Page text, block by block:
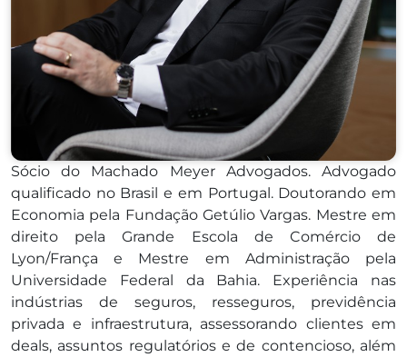
Sócio do Machado Meyer Advogados. Advogado
qualificado no Brasil e em Portugal. Doutorando em
Economia pela Fundação Getúlio Vargas. Mestre em
direito pela Grande Escola de Comércio de
Lyon/França e Mestre em Administração pela
Universidade Federal da Bahia. Experiência nas
indústrias de seguros, resseguros, previdência
privada e infraestrutura, assessorando clientes em
deals, assuntos regulatórios e de contencioso, além